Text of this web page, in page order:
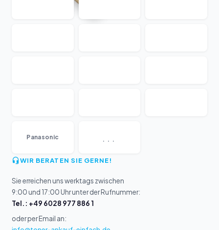
Panasonic ...
WIR BERATEN SIE GERNE!
Sie erreichen uns werktags zwischen
9:00 und 17:00 Uhr unter der Rufnummer:
Tel.: +49 6028 977 886 1
oder per Email an: